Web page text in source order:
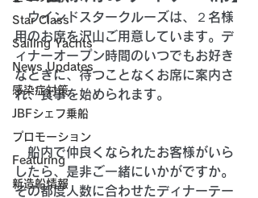
Star Class
Sailing Yachts
News Updates
感染症対策
JBFシェフ乗船
プロモーション
Featuring
新造船情報
ウインドスタークルーズは、２名様
用のお席を沢山ご用意しています。デ
ィナーオープン時間のいつでもお好き
なときに、待つことなくお席に案内さ
れ、食事を始められます。
船内で仲良くなられたお客様がいら
したら、是非ご一緒にいかがですか。
その都度人数に合わせたディナーテー